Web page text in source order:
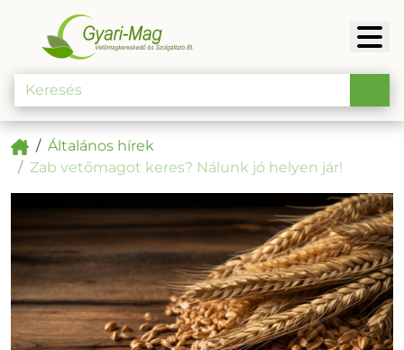
Általános hírek
Zab vetőmagot keres? Nálunk jó helyen jár!